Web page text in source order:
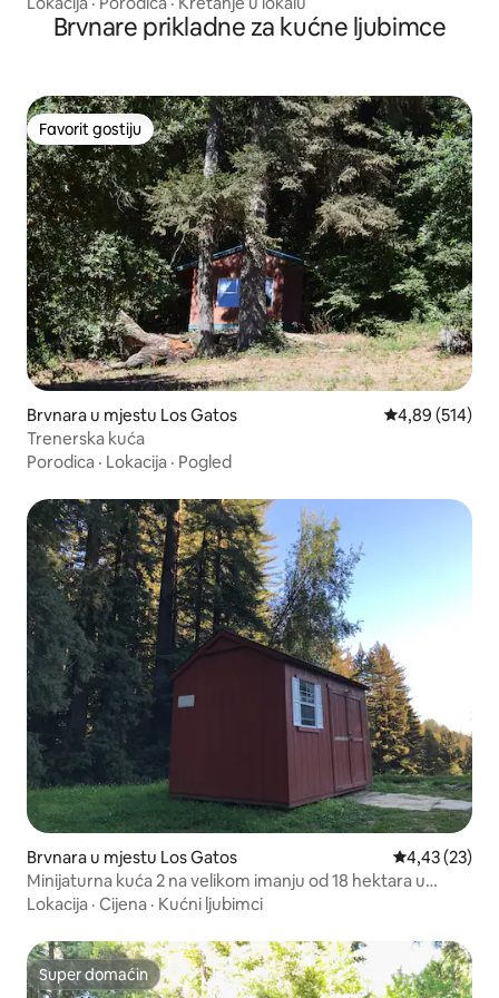
Brvnare prikladne za kućne ljubimce
Favorit gostiju
Favorit gostiju
Brvnara u mjestu Los Gatos prosječna
4,89 (514)
Trenerska kuća
Porodica · Lokacija · Pogled
Brvnara u mjestu Los Gatos prosječna
4,43 (23)
Minijaturna kuća 2 na velikom imanju od 18 hektara u
Redvudu
Lokacija · Cijena · Kućni ljubimci
Super domaćin
Super domaćin